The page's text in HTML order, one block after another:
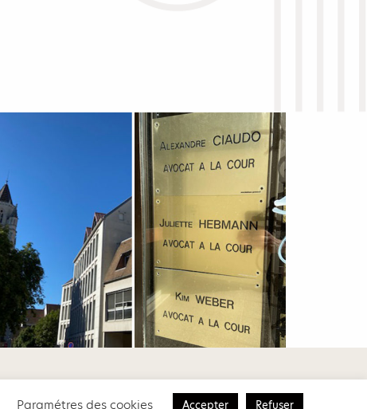
Mentions légales Politique de confidentialité
Paramétres des cookies Accepter Refuser